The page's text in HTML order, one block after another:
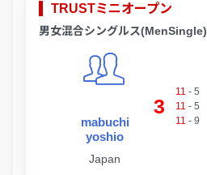
TRUSTミニオープン
男女混合シングルス(MenSingle)
mabuchi
yoshio
Japan
3
11 - 5
11 - 5
11 - 9